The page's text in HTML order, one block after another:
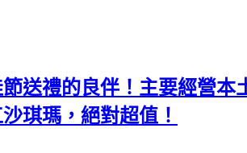
送禮的良伴！主要經營
琪瑪，絕對超值！